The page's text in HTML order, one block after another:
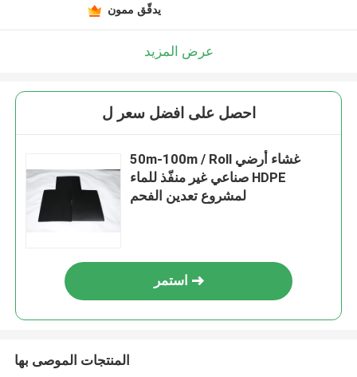
يدقّق ممون
عرض المزيد
احصل على افضل سعر ل
50m-100m / Roll غشاء أرضي
صناعي غير منفّذ للماء HDPE
لمشروع تعدين الفحم
استمر
المنتجات الموصى بها